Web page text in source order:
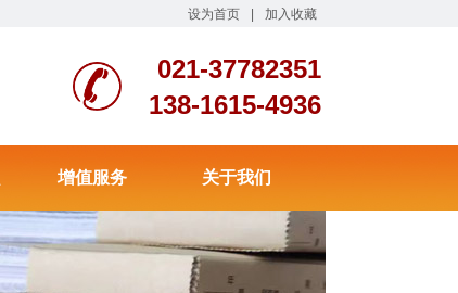
设为首页 加入收藏
021-37782351
138-1615-4936
增值服务 关于我们